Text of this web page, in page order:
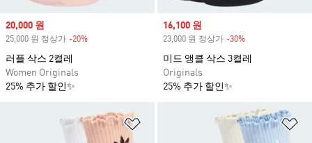
Sale price
20,000 원
25,000 원 정상가 -20%
러플 삭스 2켤레
Women Originals
25% 추가 할인✨
Sale price
16,100 원
23,000 원 정상가 -30%
미드 앵클 삭스 3켤레
Originals
25% 추가 할인✨
위시리스트 담기